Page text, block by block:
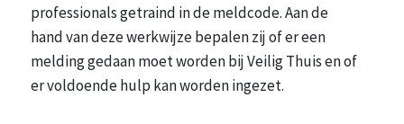
professionals getraind in de meldcode. Aan de
hand van deze werkwijze bepalen zij of er een
melding gedaan moet worden bij Veilig Thuis en of
er voldoende hulp kan worden ingezet.